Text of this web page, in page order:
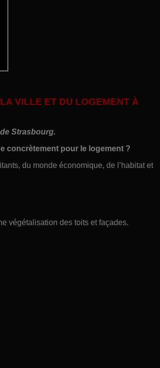
VILLE ET DU LOGEMENT À
Strasbourg.
concrètement pour le logement ?
du monde économique, de l’habitat et
végétalisation des toits et façades.